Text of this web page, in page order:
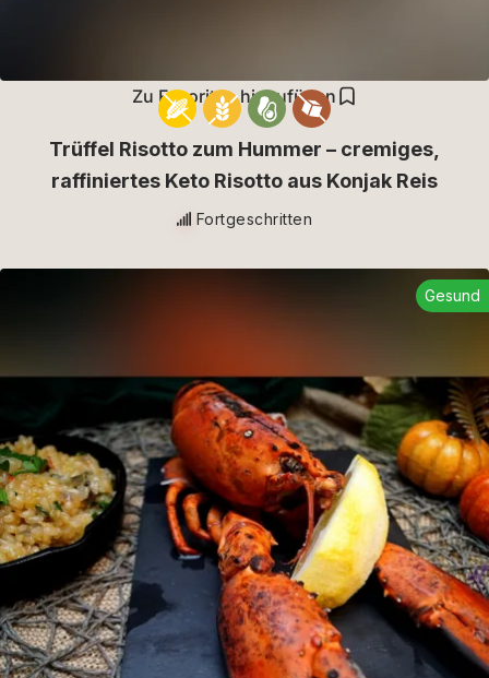
Zu Favoriten hinzufügen
Trüffel Risotto zum Hummer – cremiges,
raffiniertes Keto Risotto aus Konjak Reis
Fortgeschritten
Gesund